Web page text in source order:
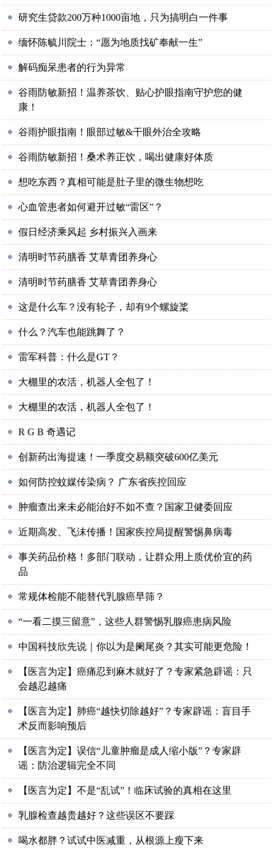
研究生贷款200万种1000亩地，只为搞明白一件事
缅怀陈毓川院士：“愿为地质找矿奉献一生”
解码痴呆患者的行为异常
谷雨防敏新招！温养茶饮、贴心护眼指南守护您的健
康！
谷雨护眼指南！眼部过敏&干眼外治全攻略
谷雨防敏新招！桑术养正饮，喝出健康好体质
想吃东西？真相可能是肚子里的微生物想吃
心血管患者如何避开过敏“雷区”？
假日经济乘风起 乡村振兴入画来
清明时节药膳香 艾草青团养身心
清明时节药膳香 艾草青团养身心
这是什么车？没有轮子，却有9个螺旋桨
什么？汽车也能跳舞了？
雷军科普：什么是GT？
大棚里的农活，机器人全包了！
大棚里的农活，机器人全包了！
R G B 奇遇记
创新药出海提速！一季度交易额突破600亿美元
如何防控蚊媒传染病？ 广东省疾控回应
肿瘤查出来未必能治好不如不查？国家卫健委回应
近期高发、飞沫传播！国家疾控局提醒警惕鼻病毒
事关药品价格！多部门联动，让群众用上质优价宜的药
品
常规体检能不能替代乳腺癌早筛？
“一看二摸三留意”，这些人群警惕乳腺癌患病风险
中国科技欣先说｜你以为是阑尾炎？其实可能更危险！
【医言为定】癌痛忍到麻木就好了？专家紧急辟谣：只
会越忍越痛
【医言为定】肺癌“越快切除越好”？专家辟谣：盲目手
术反而影响预后
【医言为定】误信“儿童肿瘤是成人缩小版”？专家辟
谣：防治逻辑完全不同
【医言为定】不是“乱试”！临床试验的真相在这里
乳腺检查越贵越好？这些误区不要踩
喝水都胖？试试中医减重，从根源上瘦下来